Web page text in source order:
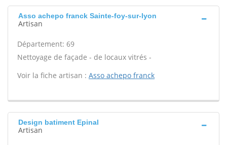
Asso achepo franck Sainte-foy-sur-lyon
Artisan
Département: 69
Nettoyage de façade - de locaux vitrés -
Voir la fiche artisan : Asso achepo franck
Design batiment Epinal
Artisan